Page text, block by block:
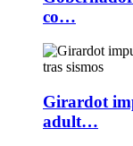
co…
Girardot
adult…